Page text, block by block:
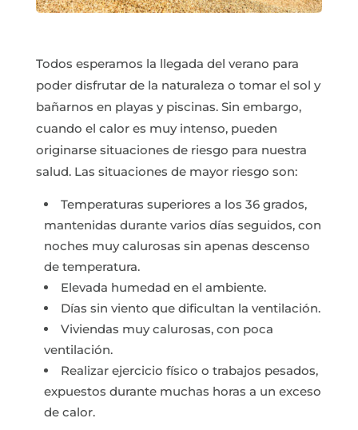
Todos esperamos la llegada del verano para
poder disfrutar de la naturaleza o tomar el sol y
bañarnos en playas y piscinas. Sin embargo,
cuando el calor es muy intenso, pueden
originarse situaciones de riesgo para nuestra
salud. Las situaciones de mayor riesgo son:
Temperaturas superiores a los 36 grados,
mantenidas durante varios días seguidos, con
noches muy calurosas sin apenas descenso
de temperatura.
Elevada humedad en el ambiente.
Días sin viento que dificultan la ventilación.
Viviendas muy calurosas, con poca
ventilación.
Realizar ejercicio físico o trabajos pesados,
expuestos durante muchas horas a un exceso
de calor.